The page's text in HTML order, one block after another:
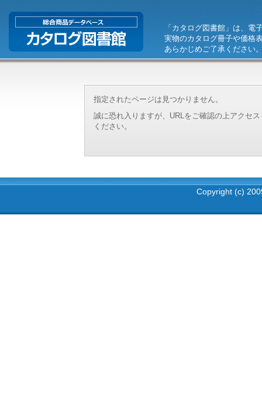
「カタログ図書館」は、電
実物のカタログ冊子や価格
あらかじめご了承ください
指定されたページは見つかりません。
誠に恐れ入りますが、URLをご確認の上アクセ
ください。
Copyright (c)